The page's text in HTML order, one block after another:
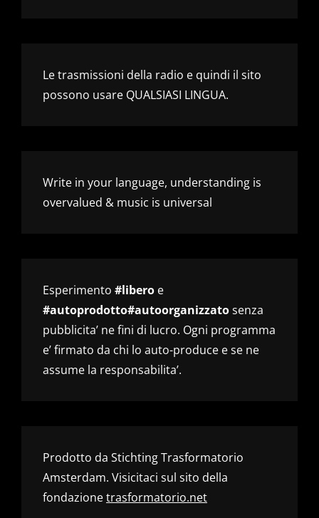
Le trasmissioni della radio e quindi il sito
possono usare QUALSIASI LINGUA.
Write in your language, understanding is
overvalued & music is universal
Esperimento #libero e
#autoprodotto#autoorganizzatosenza
pubblicita’ ne fini di lucro. Ogni programma
e’ firmato da chi lo auto-produce e se ne
assume la responsabilita’.
Prodotto da Stichting Trasformatorio
Amsterdam. Visicitaci sul sito della
fondazionetrasformatorio.net